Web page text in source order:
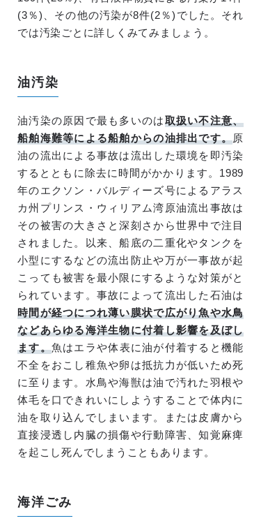
(3％)、その他の汚染が8件(2％)でした。それ
では汚染ごとに詳しくみてみましょう。
油汚染
油汚染の原因で最も多いのは取扱い不注意、
船舶海難等による船舶からの油排出です。原
油の流出による事故は流出した環境を即汚染
するとともに除去に時間がかかります。1989
年のエクソン・バルディーズ号によるアラス
カ州プリンス・ウィリアム湾原油流出事故は
その被害の大きさと深刻さから世界中で注目
されました。以来、船底の二重化やタンクを
小型にするなどの流出防止や万が一事故が起
こっても被害を最小限にするような対策がと
られています。事故によって流出した石油は
時間が経つにつれ薄い膜状で広がり魚や水鳥
などあらゆる海洋生物に付着し影響を及ぼし
ます。魚はエラや体表に油が付着すると機能
不全をおこし稚魚や卵は抵抗力が低いため死
に至ります。水鳥や海獣は油で汚れた羽根や
体毛を口できれいにしようすることで体内に
油を取り込んでしまいます。または皮膚から
直接浸透し内臓の損傷や行動障害、知覚麻痺
を起こし死んでしまうこともあります。
海洋ごみ